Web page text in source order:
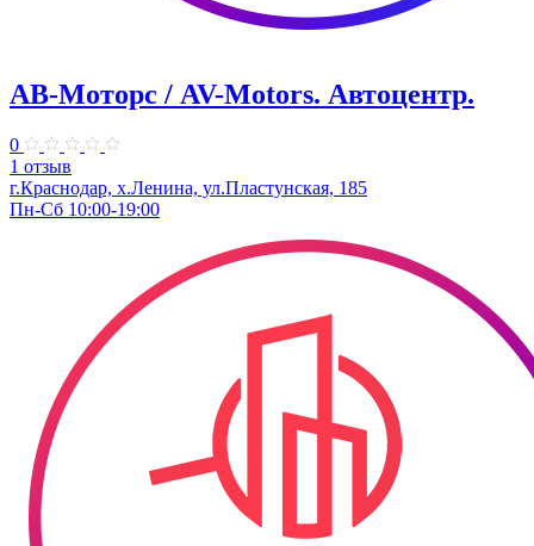
АВ-Моторс / AV-Motors. Автоцентр.
0
1 отзыв
г.Краснодар, х.Ленина, ул.Пластунская, 185
Пн-Сб 10:00-19:00